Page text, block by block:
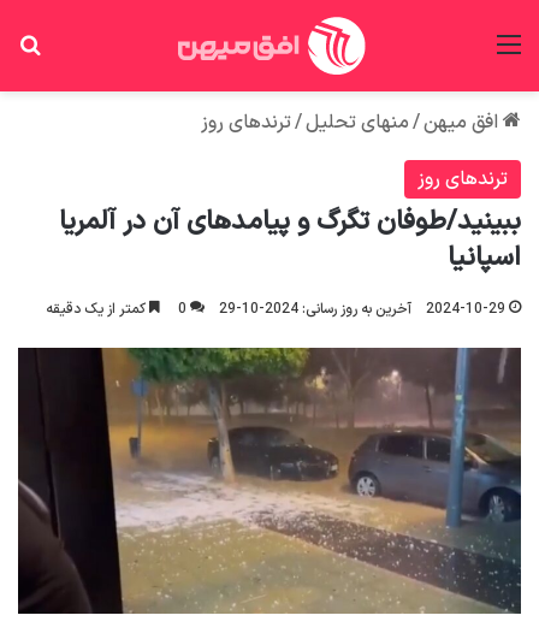
افق میهن/منهای تحلیل/ترندهای روز
ترندهای روز
ببینید/طوفان تگرگ و پیامدهای آن در آلمریا
اسپانیا
2024-10-29 آخرین به روز رسانی: 2024-10-29 0 کمتر از یک دقیقه